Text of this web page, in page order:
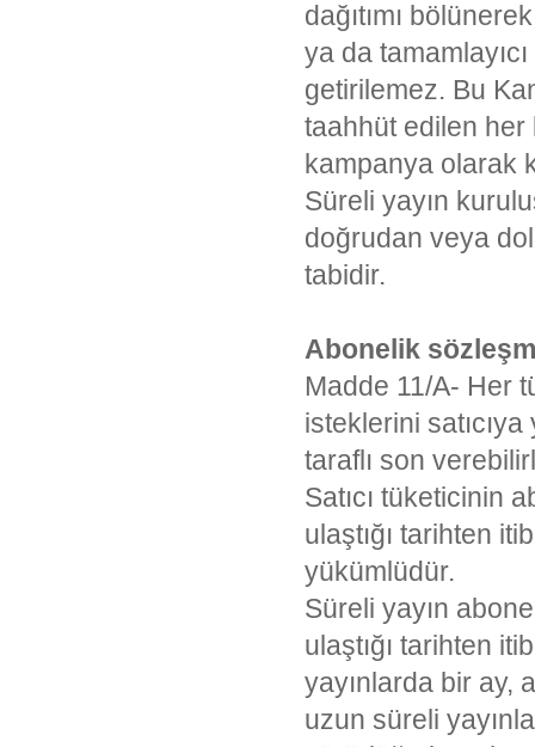
dağıtımı
ya da
getirilemez. Bu
taahhüt edilen her
kampanya olarak
Süreli yayın
doğrudan veya
tabidir.
Abonelik
Madde 11/A- Her
isteklerini
taraflı son
Satıcı tüketicinin
ulaştığı tarihten
yükümlüdür.
Süreli yayın
ulaştığı tarihten
yayınlarda bir ay,
uzun süreli